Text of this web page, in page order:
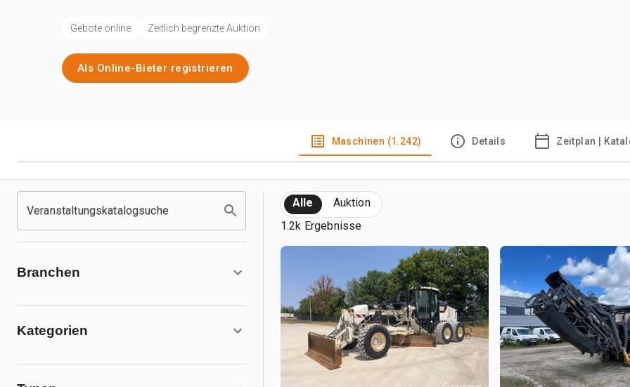
Gebote online Zeitlich begrenzte Auktion
Als Online-Bieter registrieren
Maschinen (1.242) Details Zeitplan |
Veranstaltungskatalogsuche
Branchen
Kategorien
Alle
Auktion
1.2k Ergebnisse